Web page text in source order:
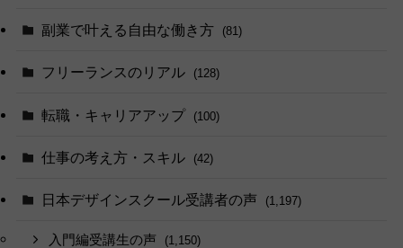
副業で叶える自由な働き方 (81)
フリーランスのリアル (128)
転職・キャリアアップ (100)
仕事の考え方・スキル (42)
日本デザインスクール受講者の声 (1,197)
入門編受講生の声 (1,150)